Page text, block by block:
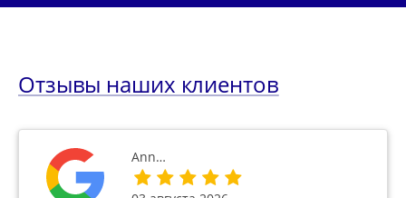
Отзывы наших клиентов
Ann…